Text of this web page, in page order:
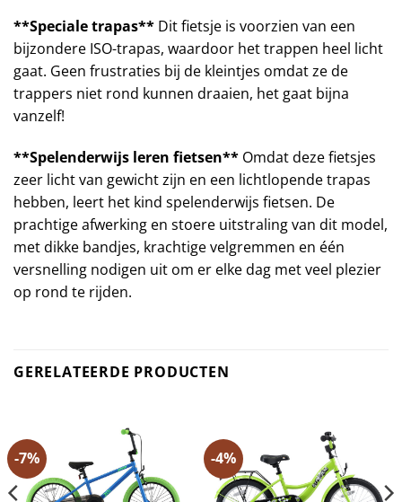
**Speciale trapas** Dit fietsje is voorzien van een
bijzondere ISO-trapas, waardoor het trappen heel licht
gaat. Geen frustraties bij de kleintjes omdat ze de
trappers niet rond kunnen draaien, het gaat bijna
vanzelf!
**Spelenderwijs leren fietsen** Omdat deze fietsjes
zeer licht van gewicht zijn en een lichtlopende trapas
hebben, leert het kind spelenderwijs fietsen. De
prachtige afwerking en stoere uitstraling van dit model,
met dikke bandjes, krachtige velgremmen en één
versnelling nodigen uit om er elke dag met veel plezier
op rond te rijden.
GERELATEERDE PRODUCTEN
-7% -4%